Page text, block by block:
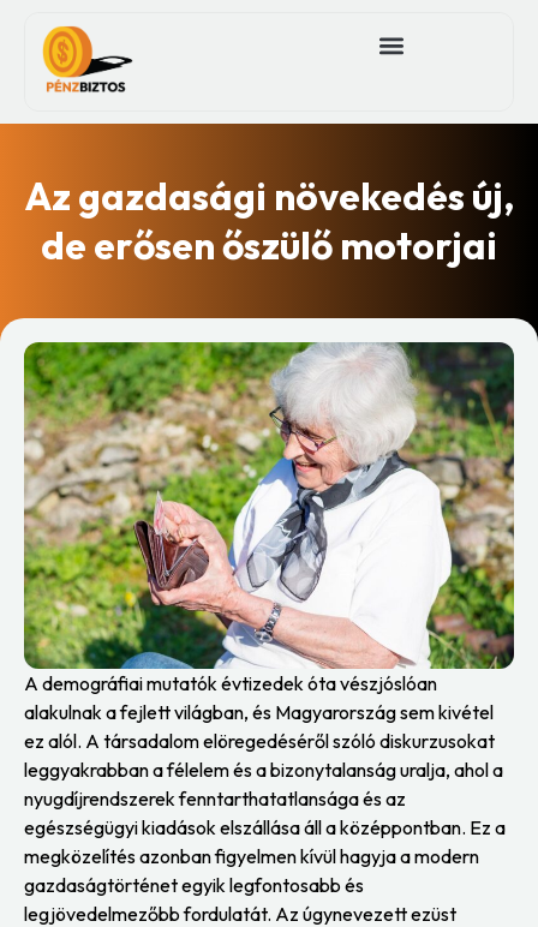
Az gazdasági növekedés új,
de erősen őszülő motorjai
A demográfiai mutatók évtizedek óta vészjóslóan
alakulnak a fejlett világban, és Magyarország sem kivétel
ez alól. A társadalom elöregedéséről szóló diskurzusokat
leggyakrabban a félelem és a bizonytalanság uralja, ahol a
nyugdíjrendszerek fenntarthatatlansága és az
egészségügyi kiadások elszállása áll a középpontban. Ez a
megközelítés azonban figyelmen kívül hagyja a modern
gazdaságtörténet egyik legfontosabb és
legjövedelmezőbb fordulatát. Az úgynevezett ezüst